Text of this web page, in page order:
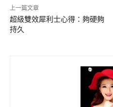
上一篇文章
超級雙效犀利士心得：夠硬夠
持久